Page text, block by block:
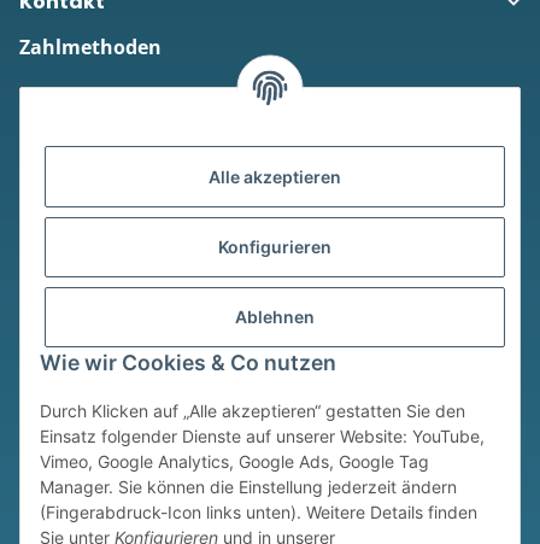
Alle akzeptieren
Konfigurieren
Ablehnen
Wie wir Cookies & Co nutzen
Durch Klicken auf „Alle akzeptieren“ gestatten Sie den
Einsatz folgender Dienste auf unserer Website: YouTube,
Vimeo, Google Analytics, Google Ads, Google Tag
Manager. Sie können die Einstellung jederzeit ändern
(Fingerabdruck-Icon links unten). Weitere Details finden
Sie unter Konfigurieren und in unserer
Zahlmethoden
Versandmethoden
* Alle Preise inkl. gesetzlicher USt., zzgl. Versand
Widerrufsbutton
© © Sim Motion GmbH 2026